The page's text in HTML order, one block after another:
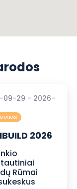
09-29 - 2026-
2026
Rūmai